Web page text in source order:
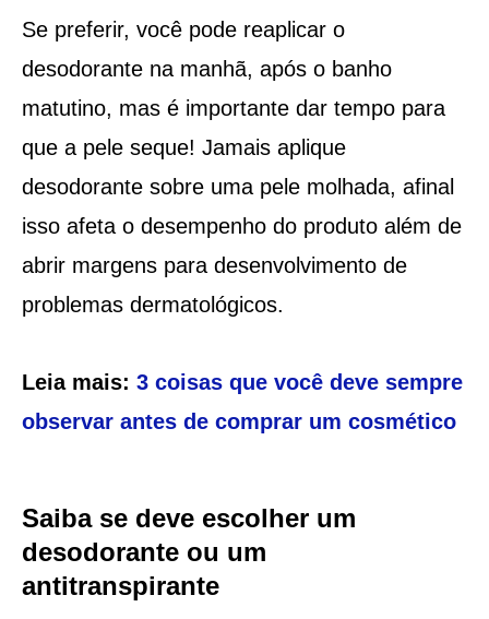
Se preferir, você pode reaplicar o
desodorante na manhã, após o banho
matutino, mas é importante dar tempo para
que a pele seque! Jamais aplique
desodorante sobre uma pele molhada, afinal
isso afeta o desempenho do produto além de
abrir margens para desenvolvimento de
problemas dermatológicos.
Leia mais: 3 coisas que você deve sempre
observar antes de comprar um cosmético
Saiba se deve escolher um
desodorante ou um
antitranspirante